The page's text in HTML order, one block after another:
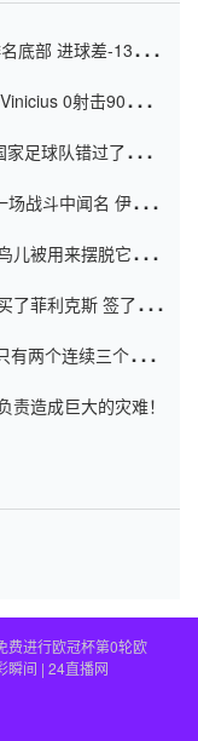
底部 进球差-13令人
0射击90分钟
足球队错过了世界
战斗中闻名 伊万放
儿被用来摆脱它
了菲利克斯 签了7年
两个连续三个连续
造成巨大的灾难！
费进行欧冠杯第0轮欧
瞬间 | 24直播网